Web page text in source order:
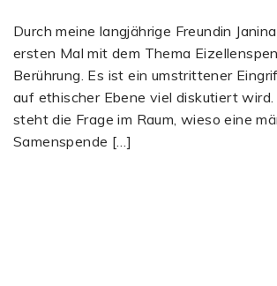
Durch meine langjährige Freundin
ersten Mal mit dem Thema
Berührung. Es ist ein umstrittener
auf ethischer Ebene viel diskutiert wird.
steht die Frage im Raum, wieso eine
Samenspende […]